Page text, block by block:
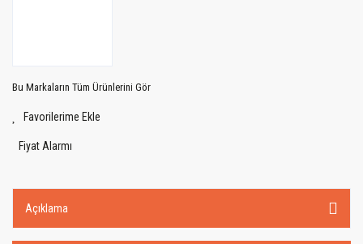
Bu Markaların Tüm Ürünlerini Gör
Fiyat Alarmı
Açıklama